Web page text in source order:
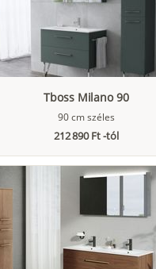
Tboss Milano 90
90 cm széles
212 890 Ft -tól